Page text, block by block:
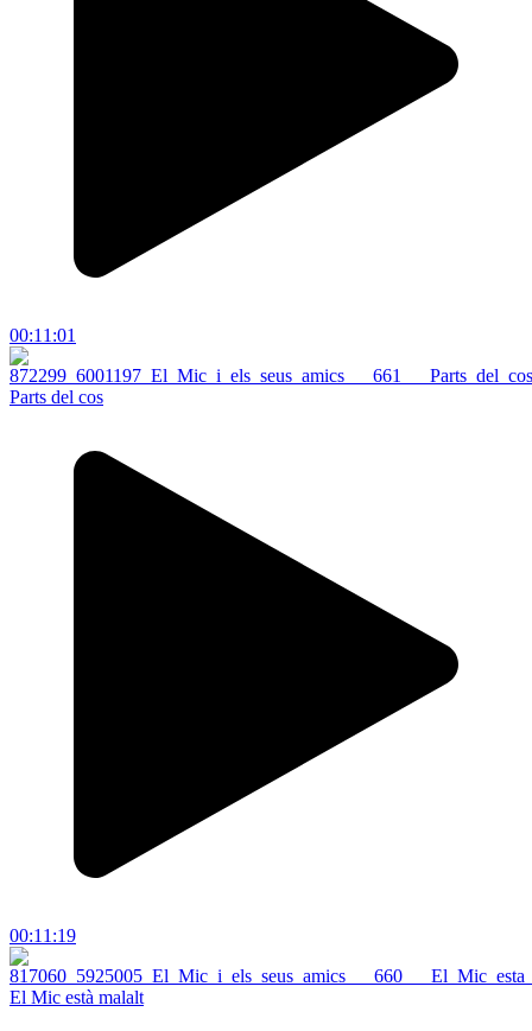
00:11:01
Parts del cos
00:11:19
El Mic està malalt